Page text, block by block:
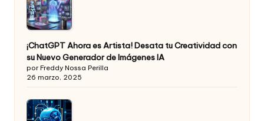
¡ChatGPT Ahora es Artista! Desata tu Creatividad con
su Nuevo Generador de Imágenes IA
por Freddy Nossa Perilla
26 marzo, 2025